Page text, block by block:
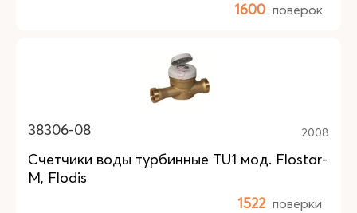
1600 поверок
38306-08 2008
Счетчики воды турбинные TU1 мод. Flostar-
M, Flodis
1522 поверки